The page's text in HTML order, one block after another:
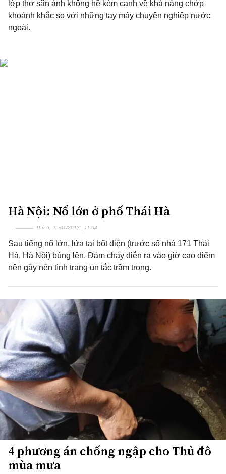
lớp thợ săn ảnh không hề kém cạnh về khả năng chớp
khoảnh khắc so với những tay máy chuyên nghiệp nước
ngoài.
Hà Nội: Nổ lớn ở phố Thái Hà
Thứ 6, 25/01/2013 | 11:04
Sau tiếng nổ lớn, lửa tại bốt điện (trước số nhà 171 Thái
Hà, Hà Nội) bùng lên. Đám cháy diễn ra vào giờ cao điểm
nên gây nên tình trạng ùn tắc trầm trọng.
4 phương án chống ngập cho Thủ đô
mùa mưa